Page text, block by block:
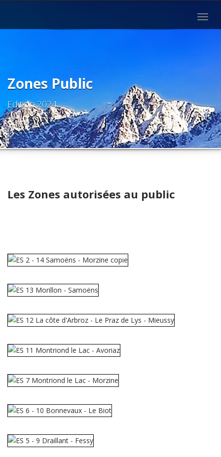
Zones Public
Edition 2024
Les Zones autorisées au public